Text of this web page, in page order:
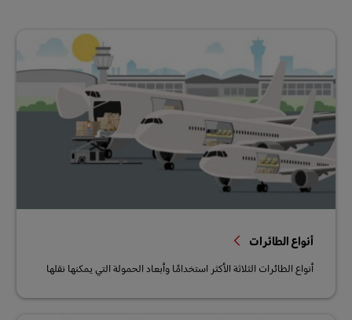
أنواع الطائرات
أنواع الطائرات الثلاثة الأكثر استخدامًا وأبعاد الحمولة التي يمكنها نقلها